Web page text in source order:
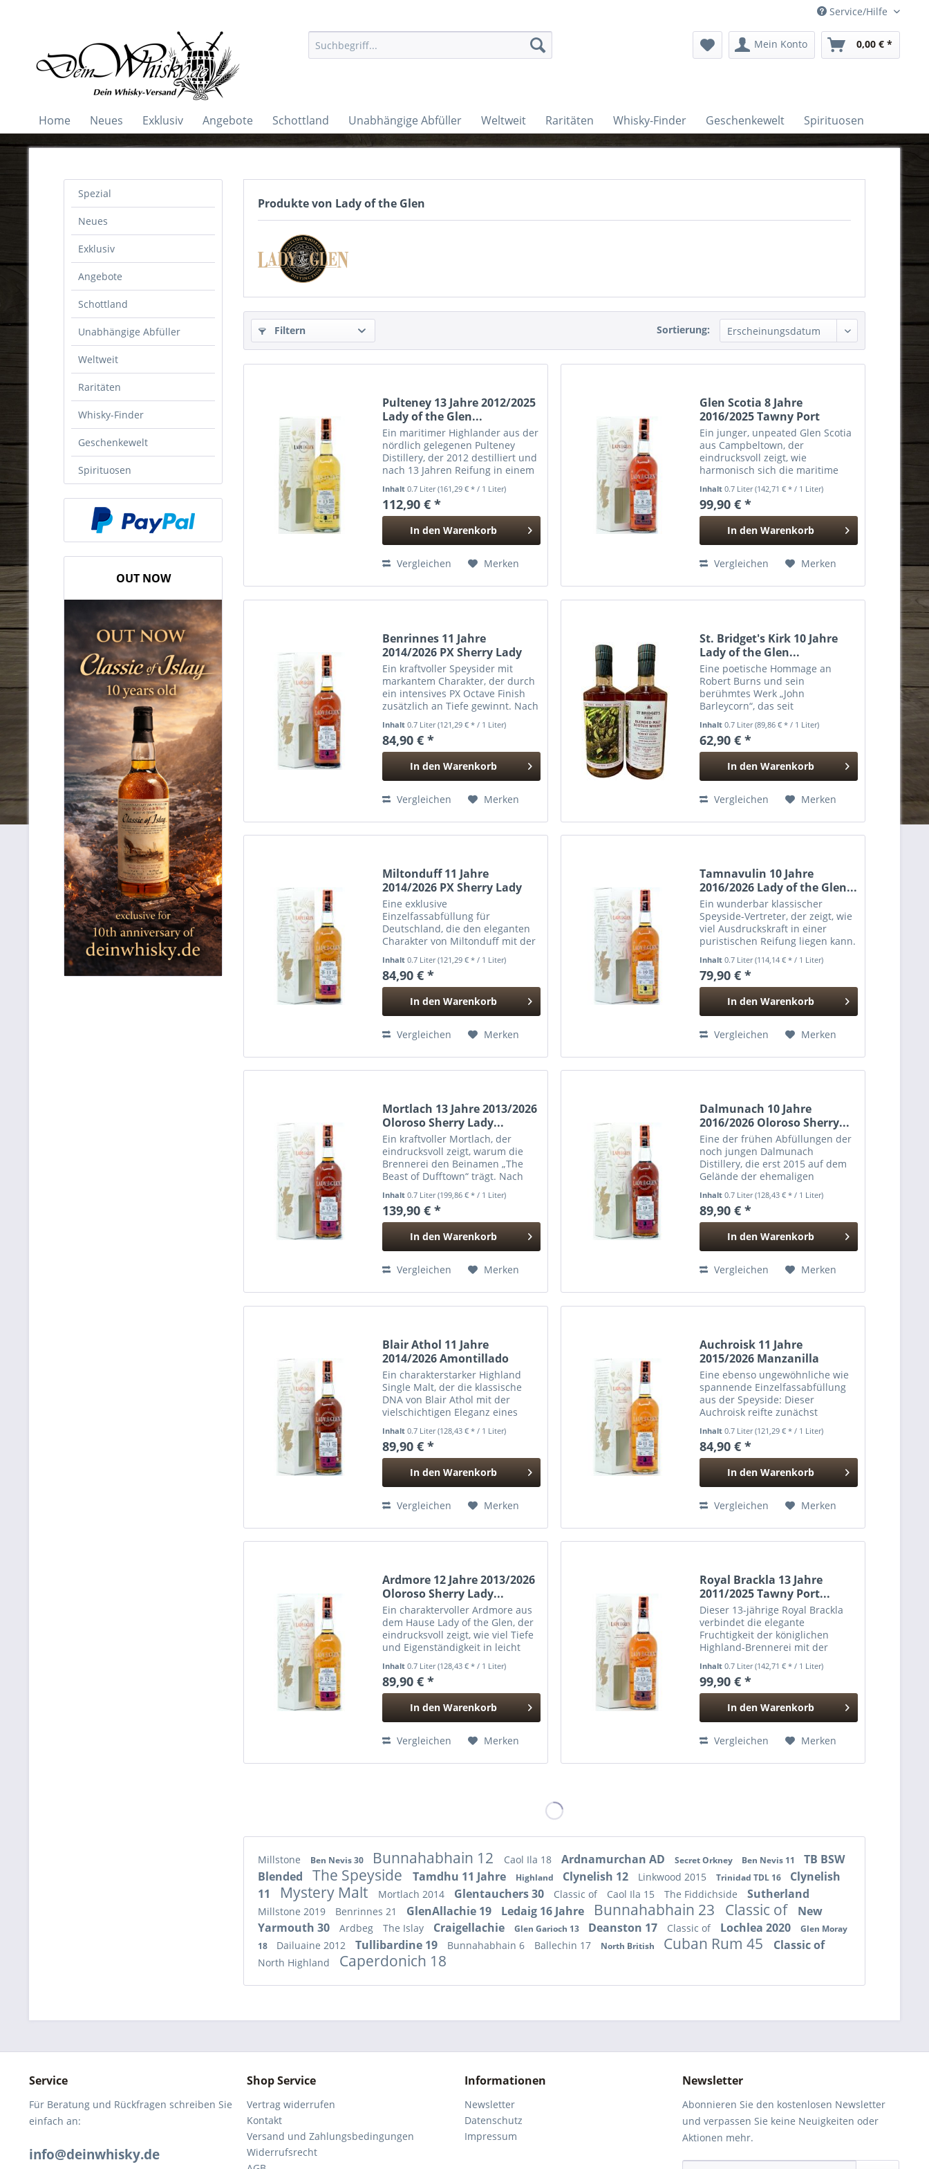
Service/Hilfe
Mein Konto 0,00 € *
Home Neues Exklusiv Angebote Schottland Unabhängige Abfüller Weltweit Raritäten Whisky-Finder Geschenkewelt Spirituosen
Spezial
Neues
Exklusiv
Angebote
Schottland
Unabhängige Abfüller
Weltweit
Raritäten
Whisky-Finder
Geschenkewelt
Spirituosen
OUT NOW
Produkte von Lady of the Glen
Filtern Sortierung:
Pulteney 13 Jahre 2012/2025
Lady of the Glen...
Ein maritimer Highlander aus der
nördlich gelegenen Pulteney
Distillery, der 2012 destilliert und
nach 13 Jahren Reifung in einem
Glen abgefüllt wurde. Von dieser
limitierten Abfüllung existieren
nur...
Inhalt0.7 Liter(161,29 € * / 1 Liter)
112,90 € *
In den Warenkorb
Hinzugefügt
Vergleichen Merken
Glen Scotia 8 Jahre
2016/2025 Tawny Port
Cask...
Ein junger, unpeated Glen Scotia
aus Campbeltown, der
eindrucksvoll zeigt, wie
harmonisch sich die maritime
süßen, nussigen Tiefe eines
Tawny-Port-Finishs verbinden
kann. Nach der Reifung in einem
First Fill...
Inhalt0.7 Liter(142,71 € * / 1 Liter)
99,90 € *
In den Warenkorb
Hinzugefügt
Vergleichen Merken
Benrinnes 11 Jahre
2014/2026 PX Sherry Lady
of...
Ein kraftvoller Speysider mit
markantem Charakter, der durch
ein intensives PX Octave Finish
zusätzlich an Tiefe gewinnt. Nach
Hogshead wurde dieser
Benrinnes in ein First Fill Pedro
Ximénez Octave umgefüllt –...
Inhalt0.7 Liter(121,29 € * / 1 Liter)
84,90 € *
In den Warenkorb
Hinzugefügt
Vergleichen Merken
St. Bridget's Kirk 10 Jahre
Lady of the Glen...
Eine poetische Hommage an
Robert Burns und sein
berühmtes Werk „John
Barleycorn“, das seit
Gerste, Vergärung und
Destillation in literarischer Form
einfängt. Diese Abfüllung greift
genau dieses Motiv auf...
Inhalt0.7 Liter(89,86 € * / 1 Liter)
62,90 € *
In den Warenkorb
Hinzugefügt
Vergleichen Merken
Miltonduff 11 Jahre
2014/2026 PX Sherry Lady
of...
Eine exklusive
Einzelfassabfüllung für
Deutschland, die den eleganten
Charakter von Miltonduff mit der
Ximénez Octave-Fasses
verbindet. Nach der Reifung im
klassischen Hogshead erhielt
dieser Single Malt ein...
Inhalt0.7 Liter(121,29 € * / 1 Liter)
84,90 € *
In den Warenkorb
Hinzugefügt
Vergleichen Merken
Tamnavulin 10 Jahre
2016/2026 Lady of the Glen...
Ein wunderbar klassischer
Speyside-Vertreter, der zeigt, wie
viel Ausdruckskraft in einer
puristischen Reifung liegen kann.
vollständig in einem Refill
Hogshead gelagert, wodurch das
Destillat nahezu unverfälscht...
Inhalt0.7 Liter(114,14 € * / 1 Liter)
79,90 € *
In den Warenkorb
Hinzugefügt
Vergleichen Merken
Mortlach 13 Jahre 2013/2026
Oloroso Sherry Lady...
Ein kraftvoller Mortlach, der
eindrucksvoll zeigt, warum die
Brennerei den Beinamen „The
Beast of Dufftown“ trägt. Nach
Hogshead erhielt dieser Single
Malt ein intensives Finish im First
Fill Oloroso...
Inhalt0.7 Liter(199,86 € * / 1 Liter)
139,90 € *
In den Warenkorb
Hinzugefügt
Vergleichen Merken
Dalmunach 10 Jahre
2016/2026 Oloroso Sherry...
Eine der frühen Abfüllungen der
noch jungen Dalmunach
Distillery, die erst 2015 auf dem
Gelände der ehemaligen
wurde – und damit ein
spannender Blick auf den
Charakter dieser modernen
Speyside-Destillerie in...
Inhalt0.7 Liter(128,43 € * / 1 Liter)
89,90 € *
In den Warenkorb
Hinzugefügt
Vergleichen Merken
Blair Athol 11 Jahre
2014/2026 Amontillado
Cask...
Ein charakterstarker Highland
Single Malt, der die klassische
DNA von Blair Athol mit der
vielschichtigen Eleganz eines
verbindet. Nach der initialen
Reifung im Refill Hogshead
verbrachte dieser Whisky über
sechs...
Inhalt0.7 Liter(128,43 € * / 1 Liter)
89,90 € *
In den Warenkorb
Hinzugefügt
Vergleichen Merken
Auchroisk 11 Jahre
2015/2026 Manzanilla
Cask...
Eine ebenso ungewöhnliche wie
spannende Einzelfassabfüllung
aus der Speyside: Dieser
Auchroisk reifte zunächst
wurde anschließend über
mehrere Jahre hinweg in nicht
nur einem, sondern gleich zwei...
Inhalt0.7 Liter(121,29 € * / 1 Liter)
84,90 € *
In den Warenkorb
Hinzugefügt
Vergleichen Merken
Ardmore 12 Jahre 2013/2026
Oloroso Sherry Lady...
Ein charaktervoller Ardmore aus
dem Hause Lady of the Glen, der
eindrucksvoll zeigt, wie viel Tiefe
und Eigenständigkeit in leicht
stecken kann. Destilliert im Jahr
2013 und nach zwölf Jahren Reife
im Jahr 2026...
Inhalt0.7 Liter(128,43 € * / 1 Liter)
89,90 € *
In den Warenkorb
Hinzugefügt
Vergleichen Merken
Royal Brackla 13 Jahre
2011/2025 Tawny Port...
Dieser 13-jährige Royal Brackla
verbindet die elegante
Fruchtigkeit der königlichen
Highland-Brennerei mit der
Finishs. Die lange Reifezeit und
der fruchtbetonte Brennerei-
Charakter verschmelzen zu
einem...
Inhalt0.7 Liter(142,71 € * / 1 Liter)
99,90 € *
In den Warenkorb
Hinzugefügt
Vergleichen Merken
Millstone Ben Nevis 30 Bunnahabhain 12 Caol Ila 18 Ardnamurchan AD Secret Orkney Ben Nevis 11
TB BSW
Blended
The Speyside Tamdhu 11 Jahre Highland Clynelish 12 Linkwood 2015 Trinidad TDL 16
Clynelish
11
Mystery Malt Mortlach 2014 Glentauchers 30 Classic of Caol Ila 15 The Fiddichside Sutherland
Millstone 2019 Benrinnes 21 GlenAllachie 19 Ledaig 16 Jahre Bunnahabhain 23 Classic of
New
Yarmouth 30
Ardbeg The Islay Craigellachie Glen Garioch 13 Deanston 17 Classic of Lochlea 2020
Glen Moray
18
Dailuaine 2012 Tullibardine 19 Bunnahabhain 6 Ballechin 17 North British Cuban Rum 45 Classic of
North Highland Caperdonich 18
Service
Für Beratung und Rückfragen schreiben Sie
einfach an:
info@deinwhisky.de
Shop Service
Vertrag widerrufen
Kontakt
Versand und Zahlungsbedingungen
Widerrufsrecht
Informationen
Newsletter
Datenschutz
Impressum
Newsletter
Abonnieren Sie den kostenlosen Newsletter
und verpassen Sie keine Neuigkeiten oder
Aktionen mehr.